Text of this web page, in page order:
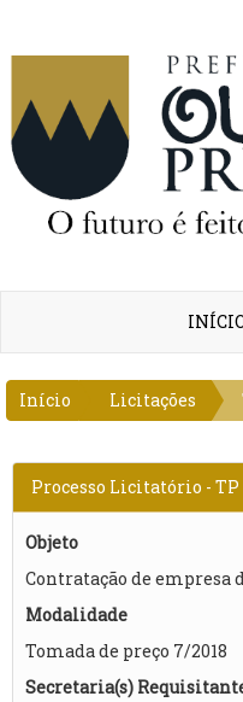
Início Licitações
Processo Licitatório - TP
Objeto
Contratação de empresa
Modalidade
Tomada de preço 7/2018
Secretaria(s)